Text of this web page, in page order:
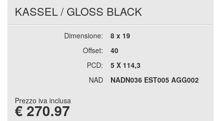
KASSEL/ GLOSS BLACK
Dimensione:
8 x 19
Offset:
40
PCD:
5 X 114,3
NAD
NADN036 EST005 AGG002
Prezzo iva inclusa
€ 270.97